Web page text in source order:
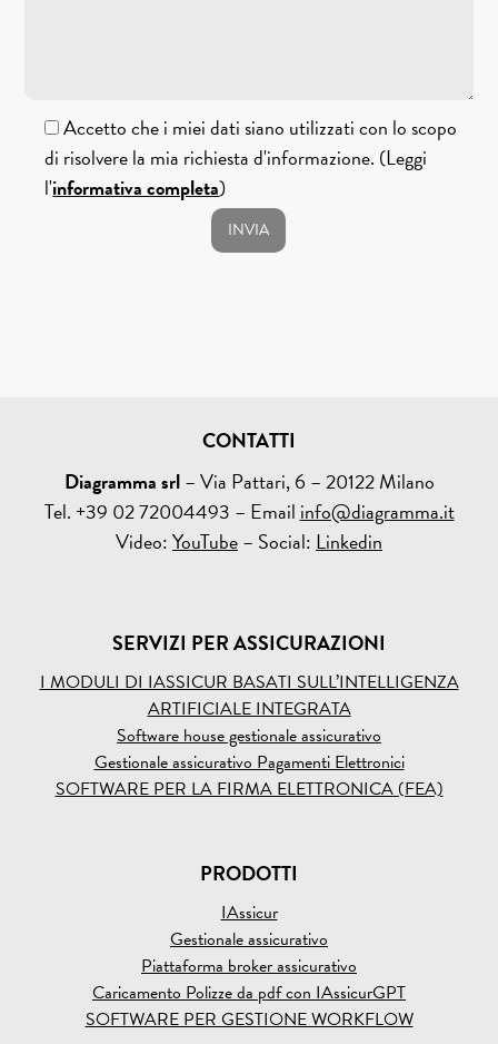
Accetto che i miei dati siano utilizzati con lo scopo
di risolvere la mia richiesta d'informazione. (Leggi
l'informativa completa)
CONTATTI
Diagramma srl– Via Pattari, 6 – 20122 Milano
Tel. +39 02 72004493 – Email info@diagramma.it
Video:YouTube– Social: Linkedin
SERVIZI PER ASSICURAZIONI
I MODULI DI IASSICUR BASATI SULL’INTELLIGENZA
ARTIFICIALE INTEGRATA
Software house gestionale assicurativo
Gestionale assicurativo Pagamenti Elettronici
SOFTWARE PER LA FIRMA ELETTRONICA (FEA)
PRODOTTI
IAssicur
Gestionale assicurativo
Piattaforma broker assicurativo
Caricamento Polizze da pdf con IAssicurGPT
SOFTWARE PER GESTIONE WORKFLOW